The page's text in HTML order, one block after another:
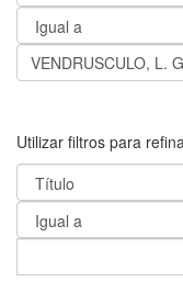
Utilizar filtros para